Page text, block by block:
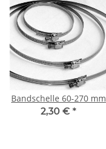
Bandschelle 60-270 mm
2,30 € *